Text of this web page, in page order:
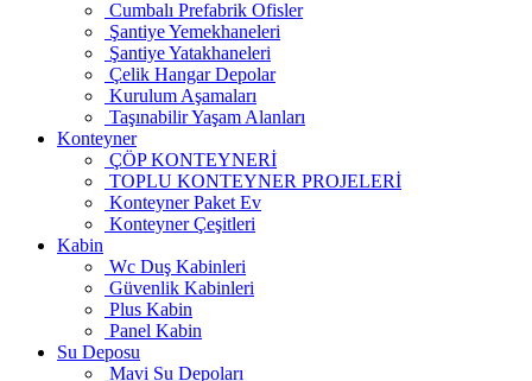
Cumbalı Prefabrik Ofisler
Şantiye Yemekhaneleri
Şantiye Yatakhaneleri
Çelik Hangar Depolar
Kurulum Aşamaları
Taşınabilir Yaşam Alanları
Konteyner
ÇÖP KONTEYNERİ
TOPLU KONTEYNER PROJELERİ
Konteyner Paket Ev
Konteyner Çeşitleri
Kabin
Wc Duş Kabinleri
Güvenlik Kabinleri
Plus Kabin
Panel Kabin
Su Deposu
Mavi Su Depoları